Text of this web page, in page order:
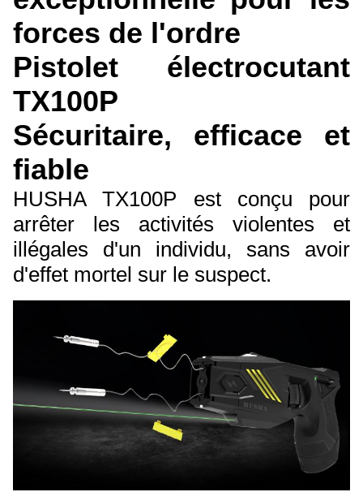
forces de l'ordre
Pistolet électrocutant
TX100P
Sécuritaire, efficace et
fiable
HUSHA TX100P est conçu pour
arrêter les activités violentes et
illégales d'un individu, sans avoir
d'effet mortel sur le suspect.